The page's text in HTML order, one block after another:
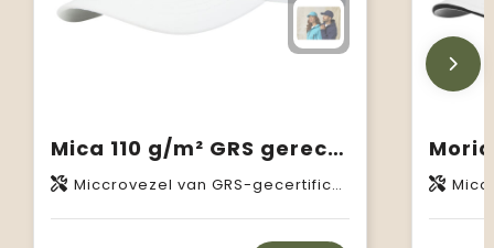
Mica 110 g/m² GRS gerecyclede cool fit cap met 6 panelen
Miccrovezel van GRS-gecertificeerd gerecycled polyester, 110 g/m2